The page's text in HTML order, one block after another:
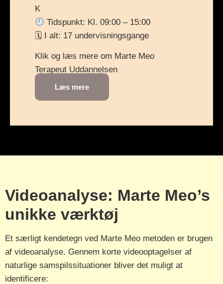
K
Tidspunkt: Kl. 09:00 – 15:00
🗓 I alt: 17 undervisningsgange
Klik og læs mere om Marte Meo
Terapeut Uddannelsen
Læs mere
Videoanalyse: Marte Meo’s
unikke værktøj
Et særligt kendetegn ved Marte Meo metoden er brugen
af videoanalyse. Gennem korte videooptagelser af
naturlige samspilssituationer bliver det muligt at
identificere: